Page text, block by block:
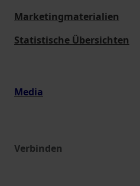
Marketingmaterialien
Statistische Übersichten
Media
Verbinden